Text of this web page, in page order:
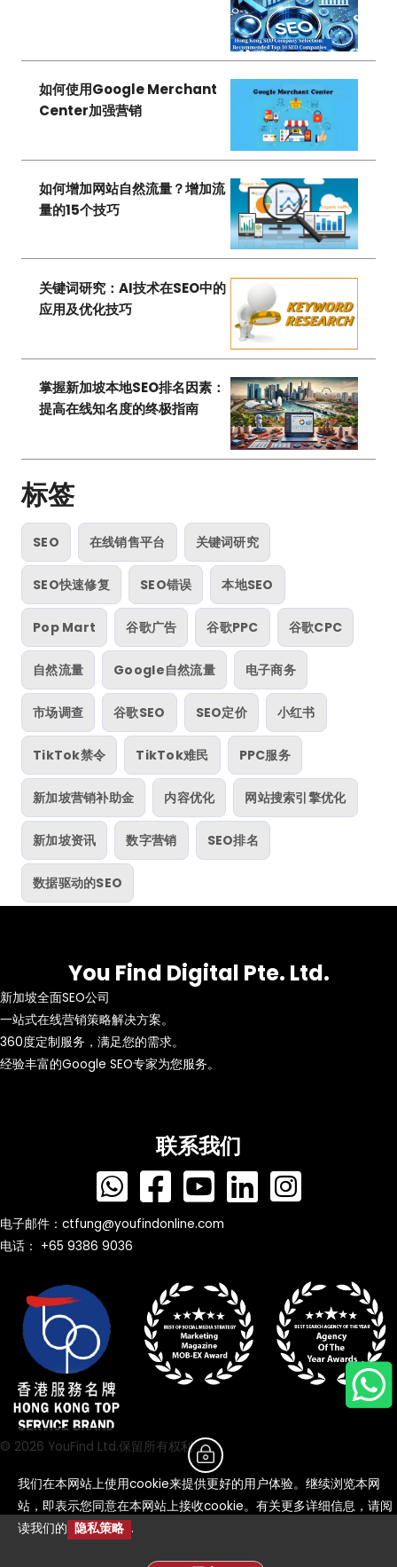
如何使用Google Merchant
Center加强营销
如何增加网站自然流量？增加流
量的15个技巧
关键词研究：AI技术在SEO中的
应用及优化技巧
掌握新加坡本地SEO排名因素：
提高在线知名度的终极指南
标签
SEO 在线销售平台 关键词研究
SEO快速修复 SEO错误 本地SEO
Pop Mart 谷歌广告 谷歌PPC 谷歌CPC
自然流量 Google自然流量 电子商务
市场调查 谷歌SEO SEO定价 小红书
TikTok禁令 TikTok难民 PPC服务
新加坡营销补助金 内容优化 网站搜索引擎优化
新加坡资讯 数字营销 SEO排名
数据驱动的SEO
You Find Digital Pte. Ltd.
新加坡全面SEO公司
一站式在线营销策略解决方案。
360度定制服务，满足您的需求。
经验丰富的Google SEO专家为您服务。
联系我们
电子邮件： ctfung@youfindonline.com
电话： +65 9386 9036
© 2026 YouFind Ltd.保留所有权利
我们在本网站上使用cookie来提供更好的用户体验。继续浏览本网
站，即表示您同意在本网站上接收cookie。有关更多详细信息，请阅
读我们的 隐私策略 .